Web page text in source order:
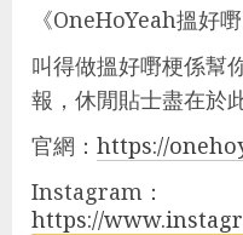
《OneHoYeah搵好嘢
叫得做搵好嘢梗係幫
報，休閒貼士盡在於此
官網： https://
Instagram：
https://